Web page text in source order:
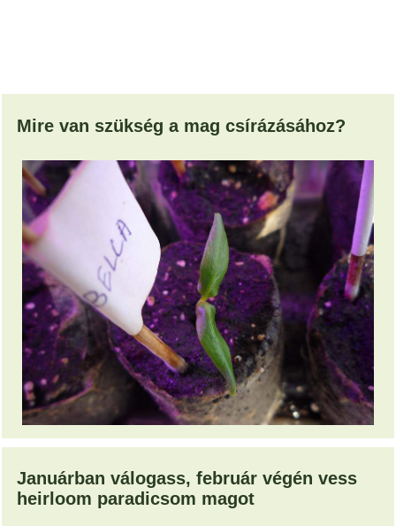
Mire van szükség a mag csírázásához?
Januárban válogass, február végén vess
heirloom paradicsom magot